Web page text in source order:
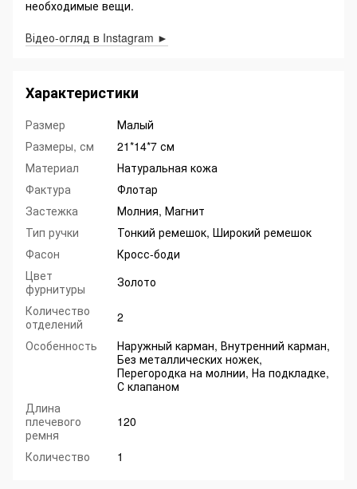
необходимые вещи.
Відео-огляд в Instagram ►
Характеристики
Размер
Малый
Размеры, см
21*14*7 см
Материал
Натуральная кожа
Фактура
Флотар
Застежка
Молния, Магнит
Тип ручки
Тонкий ремешок, Широкий ремешок
Фасон
Кросс-боди
Цвет
фурнитуры
Золото
Количество
отделений
2
Особенность
Наружный карман, Внутренний карман,
Без металлических ножек,
Перегородка на молнии, На подкладке,
С клапаном
Длина
плечевого
ремня
120
Количество 1